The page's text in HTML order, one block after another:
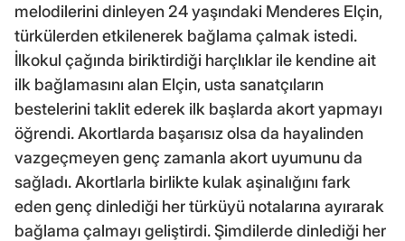
melodilerini dinleyen 24 yaşındaki Menderes Elçin,
türkülerden etkilenerek bağlama çalmak istedi.
İlkokul çağında biriktirdiği harçlıklar ile kendine ait
ilk bağlamasını alan Elçin, usta sanatçıların
bestelerini taklit ederek ilk başlarda akort yapmayı
öğrendi. Akortlarda başarısız olsa da hayalinden
vazgeçmeyen genç zamanla akort uyumunu da
sağladı. Akortlarla birlikte kulak aşinalığını fark
eden genç dinlediği her türküyü notalarına ayırarak
bağlama çalmayı geliştirdi. Şimdilerde dinlediği her